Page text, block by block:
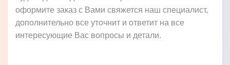
оформите заказ с Вами свяжется наш специалист,
дополнительно все уточнит и ответит на все
интересующие Вас вопросы и детали.